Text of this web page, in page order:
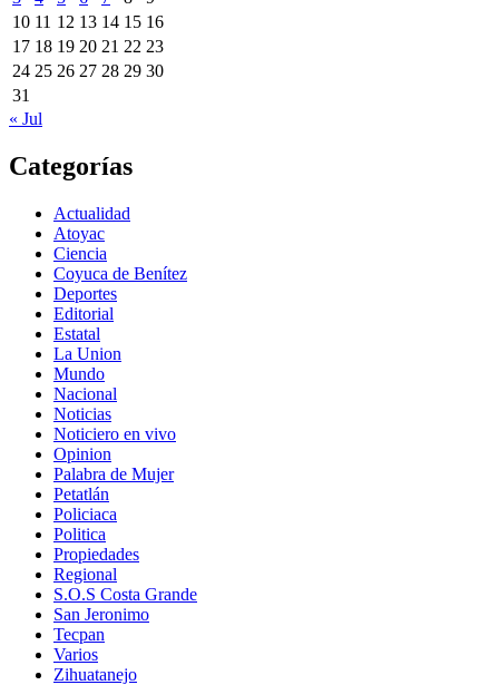
10 11 12 13 14 15 16
17 18 19 20 21 22 23
24 25 26 27 28 29 30
31
« Jul
Categorías
Actualidad
Atoyac
Ciencia
Coyuca de Benítez
Deportes
Editorial
Estatal
La Union
Mundo
Nacional
Noticias
Noticiero en vivo
Opinion
Palabra de Mujer
Petatlán
Policiaca
Politica
Propiedades
Regional
S.O.S Costa Grande
San Jeronimo
Tecpan
Varios
Zihuatanejo